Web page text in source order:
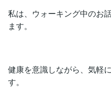
私は、ウォーキング中のお
ます。
健康を意識しながら、気軽
す。